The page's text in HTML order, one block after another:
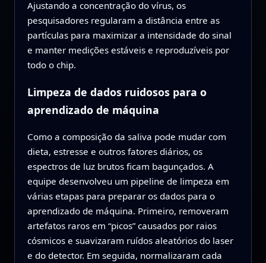
Ajustando a concentração do vírus, os
pesquisadores regularam a distância entre as
partículas para maximizar a intensidade do sinal
e manter medições estáveis e reproduzíveis por
todo o chip.
Limpeza de dados ruidosos para o
aprendizado de máquina
Como a composição da saliva pode mudar com
dieta, estresse e outros fatores diários, os
espectros de luz brutos ficam bagunçados. A
equipe desenvolveu um pipeline de limpeza em
várias etapas para preparar os dados para o
aprendizado de máquina. Primeiro, removeram
artefatos raros em “picos” causados por raios
cósmicos e suavizaram ruídos aleatórios do laser
e do detector. Em seguida, normalizaram cada